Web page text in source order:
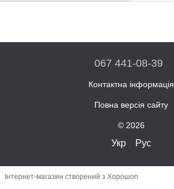
067 441-08-39
Контактна інформація
Повна версія сайту
© 2026
Укр Рус
Інтернет-магазин створений з Хорошоп